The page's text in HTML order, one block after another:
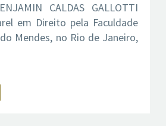
CALDAS GALLOTTI
em Direito pela Faculdade
Mendes, no Rio de Janeiro,